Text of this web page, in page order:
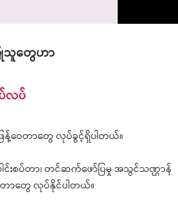
သူတွေဟာ
လပ်
ဝေတာတွေ လုပ်ခွင့်ရှိပါတယ်။
င်းစပ်တာ၊ တင်ဆက်ဖော်ပြမှု အသွင်သဏ္ဌာန်
င်တာတွေ လုပ်နိုင်ပါတယ်။